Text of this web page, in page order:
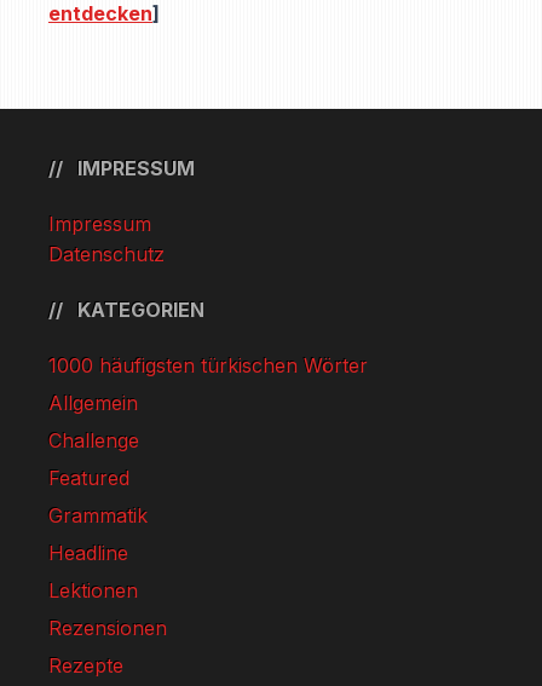
entdecken]
IMPRESSUM
Impressum
Datenschutz
KATEGORIEN
1000 häufigsten türkischen Wörter
Allgemein
Challenge
Featured
Grammatik
Headline
Lektionen
Rezensionen
Rezepte